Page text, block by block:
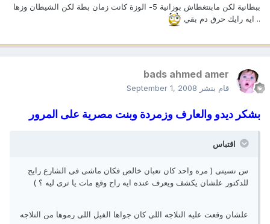
ببطانية لكن مابنتغطاش بوزانية 5- الوزة كانت زمان بطة لكن الشيطان وزها
.. ايه رايك حرق دم بقي
bads ahmed amer
قام بنشر September 1, 2008
بشكر ديدو والعارف وزمردة وبنت مصرية على المرور
اقتباس
س نسيتى ( مره واحد كان تعبان خالص فكان ماشى فى الشارع رايح
للدكتور علشان يكشف ويعرف عنده ايه راح وقع مات يا ترى ليه ؟ )
علشان وقعت عليه التلاجه اللى كان جواها الفيل اللى رموها من التلاجه